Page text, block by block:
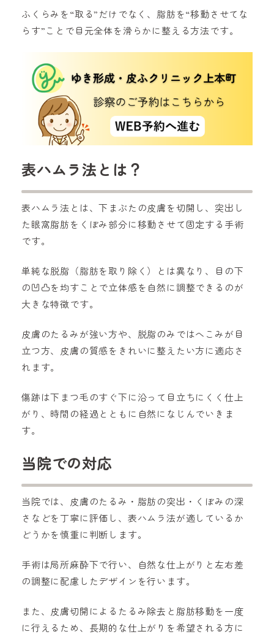
ふくらみを“取る”だけでなく、脂肪を“移動させてな
らす”ことで目元全体を滑らかに整える方法です。
表ハムラ法とは？
表ハムラ法とは、下まぶたの皮膚を切開し、突出し
た眼窩脂肪をくぼみ部分に移動させて固定する手術
です。
単純な脱脂（脂肪を取り除く）とは異なり、目の下
の凹凸を均すことで立体感を自然に調整できるのが
大きな特徴です。
皮膚のたるみが強い方や、脱脂のみではへこみが目
立つ方、皮膚の質感をきれいに整えたい方に適応さ
れます。
傷跡は下まつ毛のすぐ下に沿って目立ちにくく仕上
がり、時間の経過とともに自然になじんでいきま
す。
当院での対応
当院では、皮膚のたるみ・脂肪の突出・くぼみの深
さなどを丁寧に評価し、表ハムラ法が適しているか
どうかを慎重に判断します。
手術は局所麻酔下で行い、自然な仕上がりと左右差
の調整に配慮したデザインを行います。
また、皮膚切開によるたるみ除去と脂肪移動を一度
に行えるため、長期的な仕上がりを希望される方に